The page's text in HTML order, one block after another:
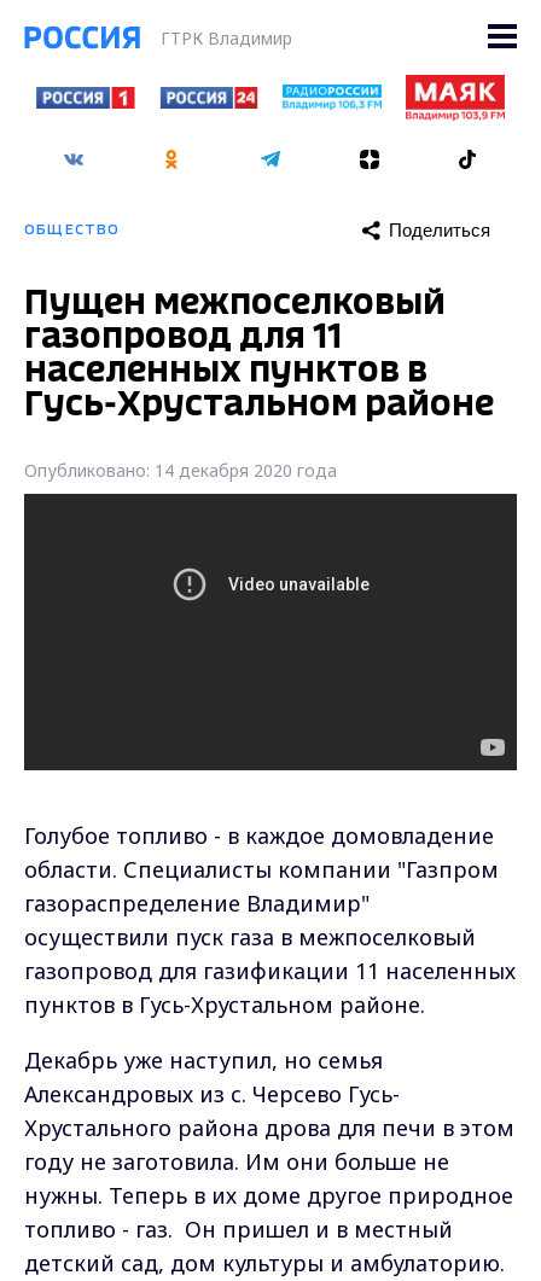
ГТРК Владимир
ОБЩЕСТВО Поделиться
Пущен межпоселковый
газопровод для 11
населенных пунктов в
Гусь-Хрустальном районе
Опубликовано: 14 декабря 2020 года
Голубое топливо - в каждое домовладение
области. Специалисты компании "Газпром
газораспределение Владимир"
осуществили пуск газа в межпоселковый
газопровод для газификации 11 населенных
пунктов в Гусь-Хрустальном районе.
Декабрь уже наступил, но семья
Александровых из с. Черсево Гусь-
Хрустального района дрова для печи в этом
году не заготовила. Им они больше не
нужны. Теперь в их доме другое природное
топливо - газ. Он пришел и в местный
детский сад, дом культуры и амбулаторию.